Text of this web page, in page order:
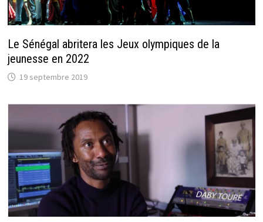
Le Sénégal abritera les Jeux olympiques de la
jeunesse en 2022
19 septembre 2019